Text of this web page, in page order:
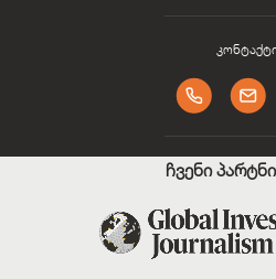
ჩვენი